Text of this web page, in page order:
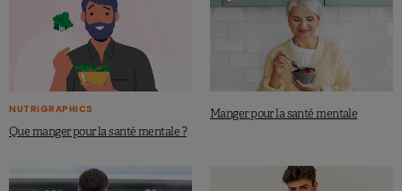
NUTRIGRAPHICS
Que manger pour la santé mentale ?
Manger pour la santé mentale